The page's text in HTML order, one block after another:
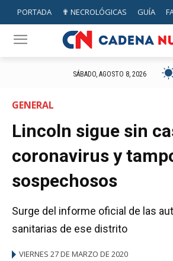
PORTADA ✟ NECROLÓGICAS GUÍA
SÁBADO, AGOSTO 8, 2026
GENERAL
Lincoln sigue sin
coronavirus y
sospechosos
Surge del informe oficial de las
sanitarias de ese distrito
VIERNES 27 DE MARZO DE 2020